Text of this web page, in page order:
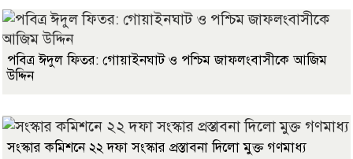
পবিত্র ঈদুল ফিতর: গোয়াইনঘাট ও পশ্চিম জাফলংবাসীকে আজিম
উদ্দিন
সংস্কার কমিশনে ২২ দফা সংস্কার প্রস্তাবনা দিলো মুক্ত গণমাধ্য